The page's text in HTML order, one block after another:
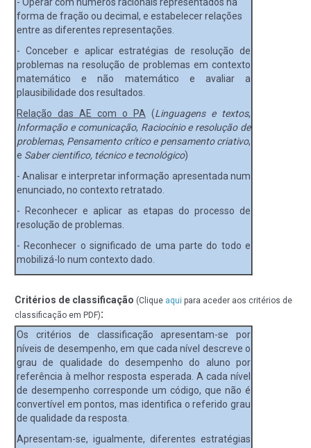
forma de fração ou decimal, e estabelecer relações
entre as diferentes representações.
- Conceber e aplicar estratégias de resolução de
problemas na resolução de problemas em contexto
matemático e não matemático e avaliar a
plausibilidade dos resultados.
Relação das AE com o PA (Linguagens e textos,
Informação e comunicação, Raciocínio e resolução de
problemas, Pensamento crítico e pensamento criativo,
e Saber cientifico, técnico e tecnológico)
- Analisar e interpretar informação apresentada num
enunciado, no contexto retratado.
- Reconhecer e aplicar as etapas do processo de
resolução de problemas.
- Reconhecer o significado de uma parte do todo e
mobilizá-lo num contexto dado.
Critérios de classificação (Clique aqui para aceder aos critérios de
classificação em PDF):
Os critérios de classificação apresentam-se por
níveis de desempenho, em que cada nível descreve o
grau de qualidade do desempenho do aluno por
referência à melhor resposta esperada. A cada nível
de desempenho corresponde um código, que não é
convertível em pontos, mas identifica o referido grau
de qualidade da resposta.
Apresentam-se, igualmente, diferentes estratégias